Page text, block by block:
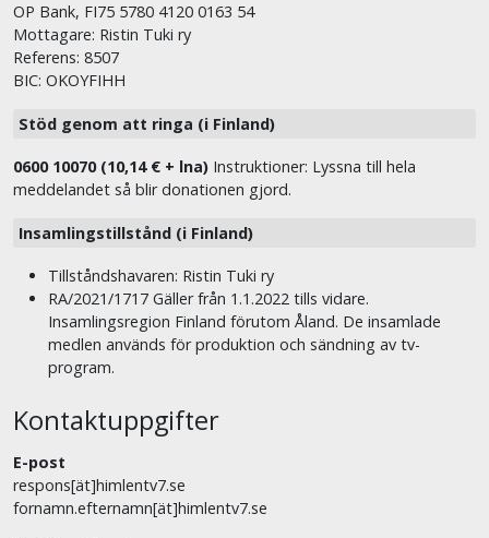
OP Bank, FI75 5780 4120 0163 54
Mottagare: Ristin Tuki ry
Referens: 8507
BIC: OKOYFIHH
Stöd genom att ringa (i Finland)
0600 10070 (10,14 € + lna) Instruktioner: Lyssna till hela
meddelandet så blir donationen gjord.
Insamlingstillstånd (i Finland)
Tillståndshavaren: Ristin Tuki ry
RA/2021/1717 Gäller från 1.1.2022 tills vidare.
Insamlingsregion Finland förutom Åland. De insamlade
medlen används för produktion och sändning av tv-
program.
Kontaktuppgifter
E-post
respons[ät]himlentv7.se
fornamn.efternamn[ät]himlentv7.se